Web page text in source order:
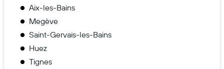
Aix-les-Bains
Megève
Saint-Gervais-les-Bains
Huez
Tignes